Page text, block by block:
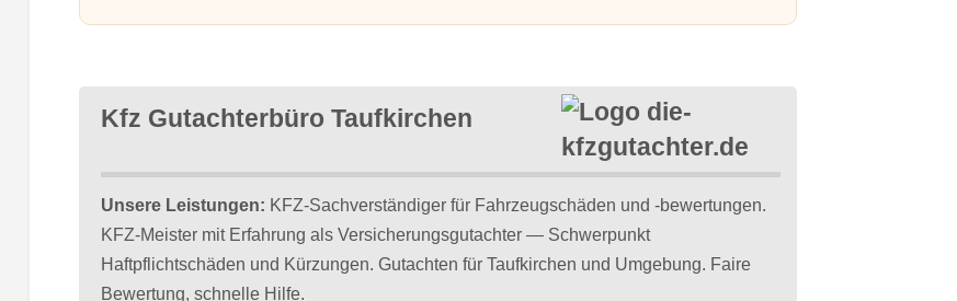
Kfz Gutachterbüro Taufkirchen
Unsere Leistungen: KFZ-Sachverständiger für Fahrzeugschäden und -bewertungen.
KFZ-Meister mit Erfahrung als Versicherungsgutachter — Schwerpunkt
Haftpflichtschäden und Kürzungen. Gutachten für Taufkirchen und Umgebung. Faire
Bewertung, schnelle Hilfe.